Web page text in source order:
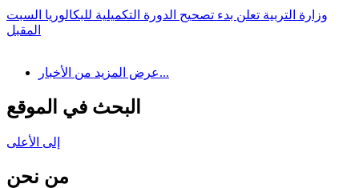
وزارة التربية تعلن بدء تصحيح الدورة التكميلية للبكالوريا السبت
المقبل
عرض المزيد من الأخبار...
البحث في الموقع
إلى الأعلى
من نحن